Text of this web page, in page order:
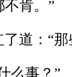
不肯。”
道：“那
么事？”